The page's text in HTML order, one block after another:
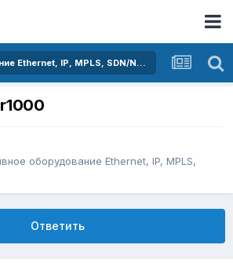
Активное оборудование Ethernet, IP, MPLS, SDN/NFV...
оборудование Ethernet, IP, MPLS,
Ответить